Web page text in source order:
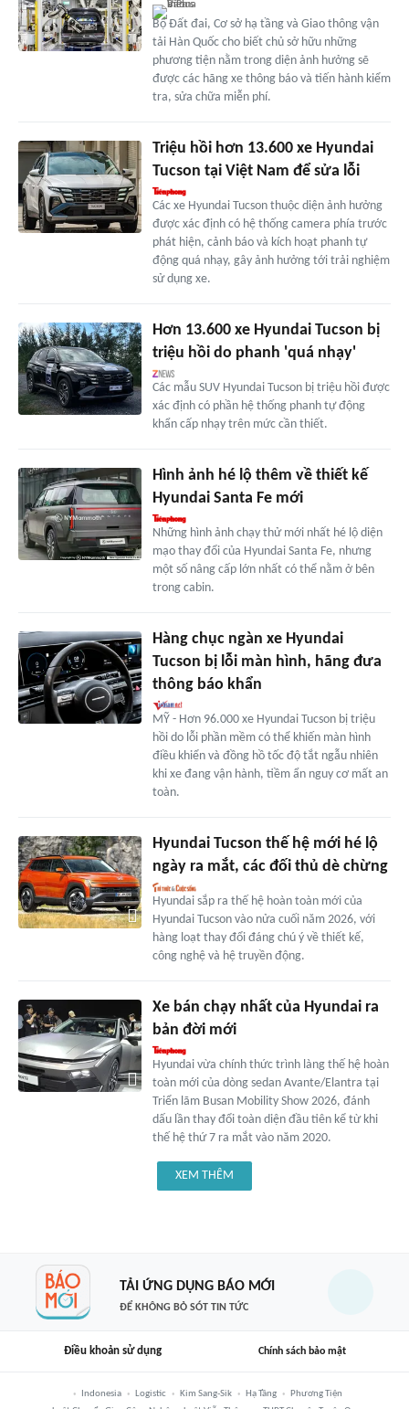
Bộ Đất đai, Cơ sở hạ tầng và Giao thông vận
tải Hàn Quốc cho biết chủ sở hữu những
phương tiện nằm trong diện ảnh hưởng sẽ
được các hãng xe thông báo và tiến hành kiểm
tra, sửa chữa miễn phí.
Triệu hồi hơn 13.600 xe Hyundai
Tucson tại Việt Nam để sửa lỗi
Các xe Hyundai Tucson thuộc diện ảnh hưởng
được xác định có hệ thống camera phía trước
phát hiện, cảnh báo và kích hoạt phanh tự
động quá nhạy, gây ảnh hưởng tới trải nghiệm
sử dụng xe.
Hơn 13.600 xe Hyundai Tucson bị
triệu hồi do phanh 'quá nhạy'
Các mẫu SUV Hyundai Tucson bị triệu hồi được
xác định có phần hệ thống phanh tự động
khẩn cấp nhạy trên mức cần thiết.
Hình ảnh hé lộ thêm về thiết kế
Hyundai Santa Fe mới
Những hình ảnh chạy thử mới nhất hé lộ diện
mạo thay đổi của Hyundai Santa Fe, nhưng
một số nâng cấp lớn nhất có thể nằm ở bên
trong cabin.
Hàng chục ngàn xe Hyundai
Tucson bị lỗi màn hình, hãng đưa
thông báo khẩn
MỸ - Hơn 96.000 xe Hyundai Tucson bị triệu
hồi do lỗi phần mềm có thể khiến màn hình
điều khiển và đồng hồ tốc độ tắt ngẫu nhiên
khi xe đang vận hành, tiềm ẩn nguy cơ mất an
toàn.
Hyundai Tucson thế hệ mới hé lộ
ngày ra mắt, các đối thủ dè chừng
Hyundai sắp ra thế hệ hoàn toàn mới của
Hyundai Tucson vào nửa cuối năm 2026, với
hàng loạt thay đổi đáng chú ý về thiết kế,
công nghệ và hệ truyền động.
Xe bán chạy nhất của Hyundai ra
bản đời mới
Hyundai vừa chính thức trình làng thế hệ hoàn
toàn mới của dòng sedan Avante/Elantra tại
Triển lãm Busan Mobility Show 2026, đánh
dấu lần thay đổi toàn diện đầu tiên kể từ khi
thế hệ thứ 7 ra mắt vào năm 2020.
XEM THÊM
TẢI ỨNG DỤNG BÁO MỚI
ĐỂ KHÔNG BỎ SÓT TIN TỨC
Điều khoản sử dụng Chính sách bảo mật
Indonesia Logistic Kim Sang-Sik Hạ Tầng
Phương Tiện